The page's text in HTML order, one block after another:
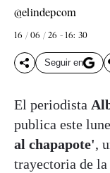
@elindepcom
16 / 06 / 26 - 16: 30
Seguir en
El periodista
publica este
al chapapote',
trayectoria de